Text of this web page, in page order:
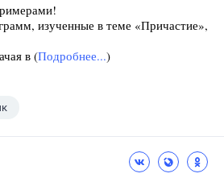
изученные в теме «Причастие»,
в (Подробнее...)